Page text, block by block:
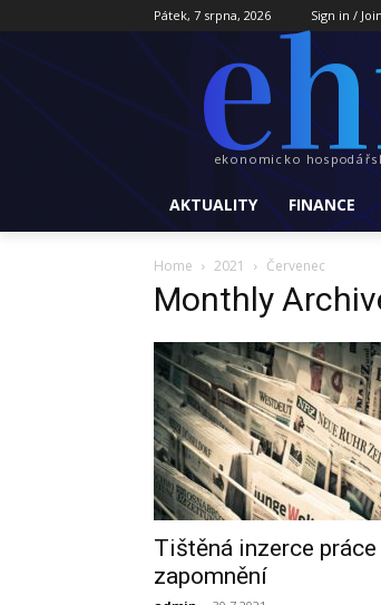
Pátek, 7 srpna, 2026 Sign in / Join
ekonomicko
AKTUALITY FINANCE
Home 2021 Červenec
Monthly
Tištěná inzerce práce
zapomnění